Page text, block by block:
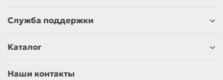
Служба поддержки
Каталог
Наши контакты